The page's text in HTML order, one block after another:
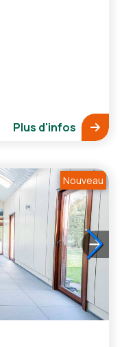
Plus d'infos
Nouveau